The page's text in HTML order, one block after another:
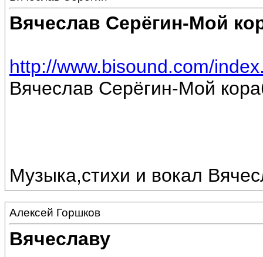
Вячеслав Серёгин-Мой
http://www.bisound.com/
Вячеслав Серёгин-Мой
Музыка,стихи и вокал
Алексей Горшков
Вячеславу